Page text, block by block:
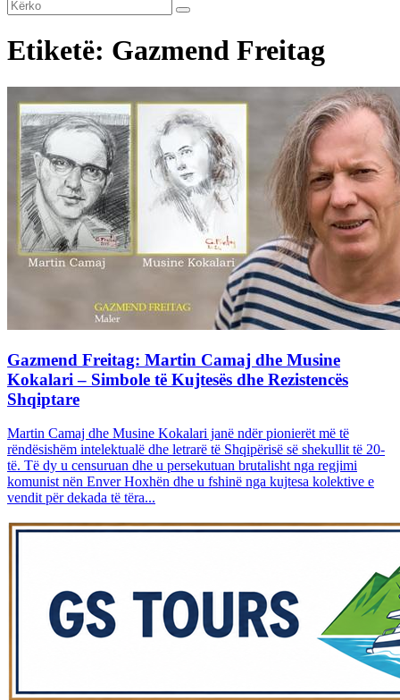
Etiketë: Gazmend Freitag
Gazmend Freitag: Martin Camaj dhe Musine
Kokalari – Simbole të Kujtesës dhe Rezistencës
Shqiptare
Martin Camaj dhe Musine Kokalari janë ndër pionierët më të
rëndësishëm intelektualë dhe letrarë të Shqipërisë së shekullit të 20-
të. Të dy u censuruan dhe u persekutuan brutalisht nga regjimi
komunist nën Enver Hoxhën dhe u fshinë nga kujtesa kolektive e
vendit për dekada të tëra...